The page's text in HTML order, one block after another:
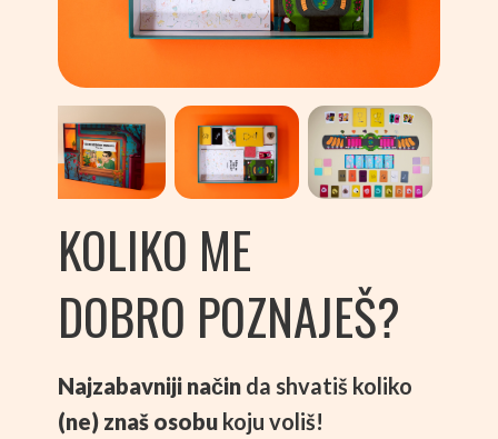
KOLIKO ME
DOBRO POZNAJEŠ?
Najzabavniji način da shvatiš koliko
(ne) znaš osobu koju voliš!